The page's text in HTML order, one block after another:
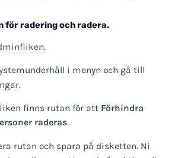
för radering och radera.
i menyn och gå till
finns rutan för att Förhindra
raderas.
rutan och spara på disketten. Ni